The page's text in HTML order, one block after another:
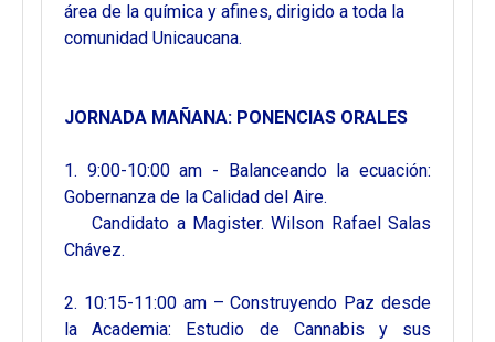
área de la química y afines, dirigido a toda la
comunidad Unicaucana.
JORNADA MAÑANA: PONENCIAS ORALES
1. 9:00-10:00 am - Balanceando la ecuación:
Gobernanza de la Calidad del Aire.
Candidato a Magister. Wilson Rafael Salas
Chávez.
2. 10:15-11:00 am – Construyendo Paz desde
la Academia: Estudio de Cannabis y sus